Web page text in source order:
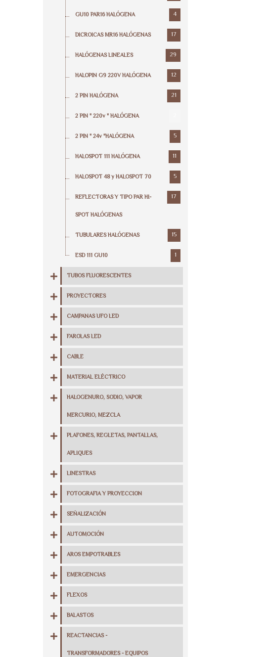
GU10 PAR16 HALÓGENA 4
DICROICAS MR16 HALÓGENAS 17
HALÓGENAS LINEALES 29
HALOPIN G9 220V HALÓGENA 12
2 PIN HALÓGENA 21
2 PIN " 220v " HALÓGENA
2 PIN " 24v "HALÓGENA 5
HALOSPOT 111 HALÓGENA 11
HALOSPOT 48 y HALOSPOT 70 5
REFLECTORAS Y TIPO PAR HI-
SPOT HALÓGENAS
17
TUBULARES HALÓGENAS 15
ESD 111 GU10 1
TUBOS FLUORESCENTES
PROYECTORES
CAMPANAS UFO LED
FAROLAS LED
CABLE
MATERIAL ELÉCTRICO
HALOGENURO, SODIO, VAPOR
MERCURIO, MEZCLA
PLAFONES, REGLETAS, PANTALLAS,
APLIQUES
LINESTRAS
FOTOGRAFIA Y PROYECCION
SEÑALIZACIÓN
AUTOMOCIÓN
AROS EMPOTRABLES
EMERGENCIAS
FLEXOS
BALASTOS
REACTANCIAS -
TRANSFORMADORES - EQUIPOS